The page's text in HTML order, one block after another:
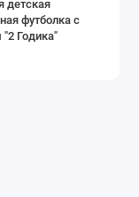
детская
футболка с
"2 Годика"